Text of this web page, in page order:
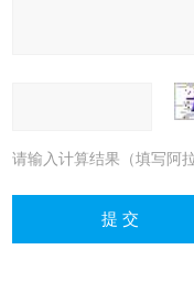
请输入计算结果（填写阿